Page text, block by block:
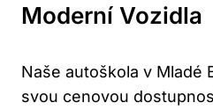
Moderní Vozidla
Naše autoškola v Mladé
svou cenovou